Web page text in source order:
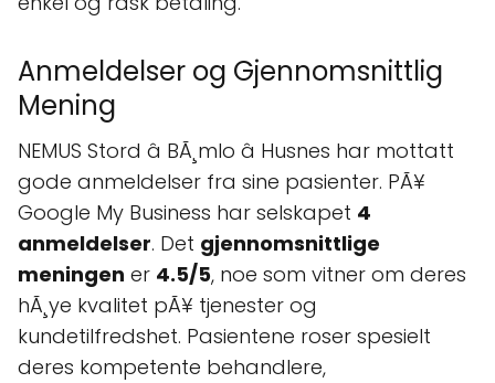
Anmeldelser og Gjennomsnittlig
Mening
NEMUS Stord â BÃ¸mlo â Husnes har mottatt
gode anmeldelser fra sine pasienter. PÃ¥
Google My Business har selskapet 4
anmeldelser. Det gjennomsnittlige
meningen er 4.5/5, noe som vitner om deres
hÃ¸ye kvalitet pÃ¥ tjenester og
kundetilfredshet. Pasientene roser spesielt
deres kompetente behandlere,